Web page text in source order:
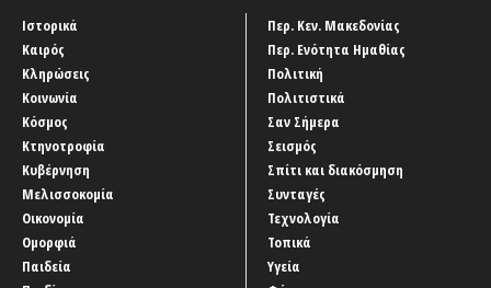
Ιστορικά
Καιρός
Κληρώσεις
Κοινωνία
Κόσμος
Κτηνοτροφία
Κυβέρνηση
Μελισσοκομία
Οικονομία
Ομορφιά
Παιδεία
Περ. Κεν. Μακεδονίας
Περ. Ενότητα Ημαθίας
Πολιτική
Πολιτιστικά
Σαν Σήμερα
Σεισμός
Σπίτι και διακόσμηση
Συνταγές
Τεχνολογία
Τοπικά
Υγεία